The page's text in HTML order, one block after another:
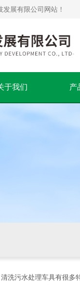
展有限公司网站！
于我们 产
洗污水处理车具有很多